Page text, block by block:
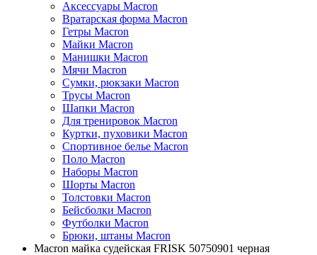
Аксессуары Macron
Вратарская форма Macron
Гетры Macron
Майки Macron
Манишки Macron
Мячи Macron
Сумки, рюкзаки Macron
Трусы Macron
Шапки Macron
Для тренировок Macron
Куртки, пуховики Macron
Спортивное белье Macron
Поло Macron
Наборы Macron
Шорты Macron
Толстовки Macron
Бейсболки Macron
Футболки Macron
Брюки, штаны Macron
Macron майка судейская FRISK 50750901 черная